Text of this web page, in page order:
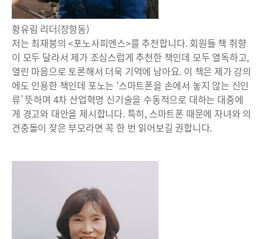
황유림 리더(장항동)
저는 최재붕의 <포노사피엔스>를 추천합니다. 회원들 책 취향
이 모두 달라서 제가 조심스럽게 추천한 책인데 모두 열독하고,
열린 마음으로 토론해서 더욱 기억에 남아요. 이 책은 제가 강의
에도 인용한 책인데 포노는 ‘스마트폰을 손에서 놓지 않는 신인
류’ 뜻하며 4차 산업혁명 신기술을 수동적으로 대하는 대중에
게 경고와 대안을 제시합니다. 특히, 스마트폰 때문에 자녀와 의
견충돌이 잦은 부모라면 꼭 한 번 읽어보길 권합니다.